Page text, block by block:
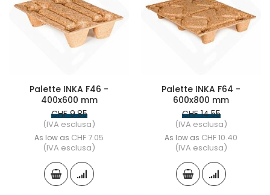
Palette INKA F46 -
400x600 mm
CHF 9.85
(IVA esclusa)
As low as CHF 7.05
(IVA esclusa)
Palette INKA F64 -
600x800 mm
CHF 14.55
(IVA esclusa)
As low as CHF 10.40
(IVA esclusa)